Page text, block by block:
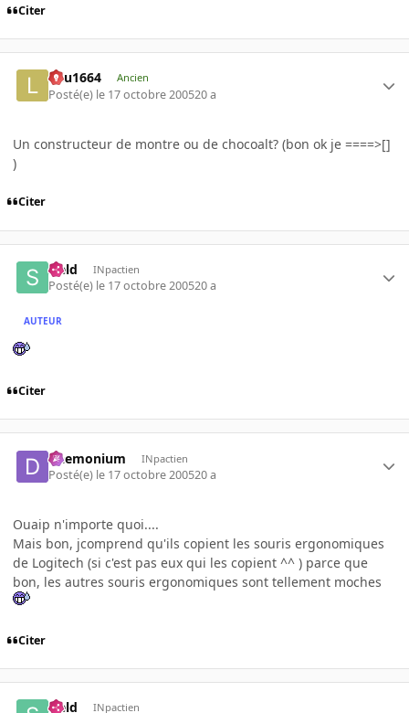
Citer
lulu1664 Ancien
Posté(e) le 17 octobre 200520 a
Un constructeur de montre ou de chocoalt? (bon ok je ====>[]
)
Citer
sield INpactien
Posté(e) le 17 octobre 200520 a
AUTEUR
Citer
Daemonium INpactien
Posté(e) le 17 octobre 200520 a
Ouaip n'importe quoi....
Mais bon, jcomprend qu'ils copient les souris ergonomiques
de Logitech (si c'est pas eux qui les copient ^^ ) parce que
bon, les autres souris ergonomiques sont tellement moches
Citer
sield INpactien